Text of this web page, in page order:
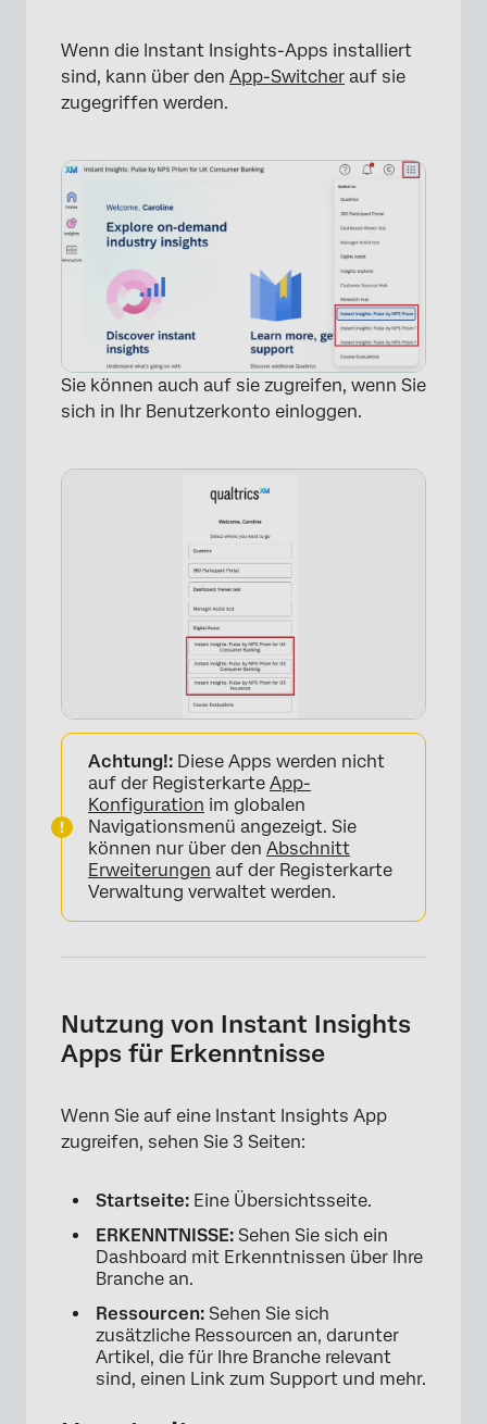
Wenn die Instant Insights-Apps installiert
sind, kann über den App-Switcher auf sie
zugegriffen werden.
Sie können auch auf sie zugreifen, wenn Sie
sich in Ihr Benutzerkonto einloggen.
×
Achtung!: Diese Apps werden nicht
auf der Registerkarte App-
Konfiguration im globalen
Navigationsmenü angezeigt. Sie
können nur über den Abschnitt
Erweiterungen auf der Registerkarte
Verwaltung verwaltet werden.
Nutzung von Instant Insights
Apps für Erkenntnisse
Wenn Sie auf eine Instant Insights App
zugreifen, sehen Sie 3 Seiten:
Startseite: Eine Übersichtsseite.
ERKENNTNISSE: Sehen Sie sich ein
Dashboard mit Erkenntnissen über Ihre
Branche an.
Ressourcen: Sehen Sie sich
zusätzliche Ressourcen an, darunter
Artikel, die für Ihre Branche relevant
sind, einen Link zum Support und mehr.